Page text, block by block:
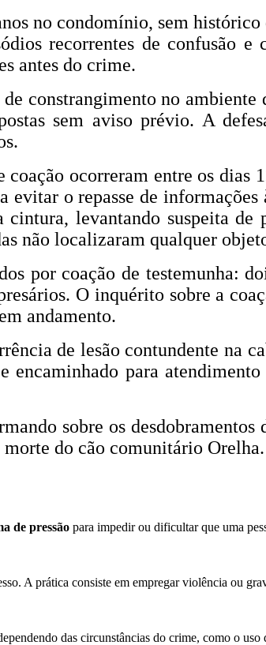
no condomínio, sem
recorrentes de confusão e
antes do crime.
constrangimento no
sem aviso prévio. A
ocorreram entre os dias
o repasse de
levantando suspeita
não localizaram qualquer
por coação de testemunha:
O inquérito sobre a
andamento.
de lesão contundente na
encaminhado para
sobre os desdobramentos
do cão comunitário Orelha.
de pressão para impedir ou dificultar que uma
A prática consiste em empregar violência ou
das circunstâncias do crime, como o uso